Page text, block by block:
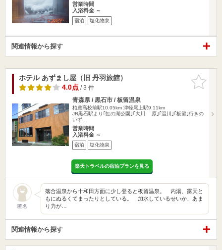
営業時間
入浴料金 ～
宿泊 塩化物泉
関連情報から探す
お気に入
りに追加
ホテル あずまし屋（旧 丹羽旅館）
4.0点/ 3 件
青森県 / 黒石市 / 板留温泉
柏農高校前駅10.05km 津軽尾上駅9.11km
JR黒石駅より｢虹の湖公園｣｢大川 原｣｢温川｣｢板留｣行きの
いず…
営業時間
入浴料金 ～
宿泊 塩化物泉
楽天トラベルの宿泊プランを見る
匿名
落合温泉から十和田方面に少し登ると板留温泉。 内湯、露天と
もにぬるくてまったりとしている。 加水しているせいか、あま
り力が…
関連情報から探す